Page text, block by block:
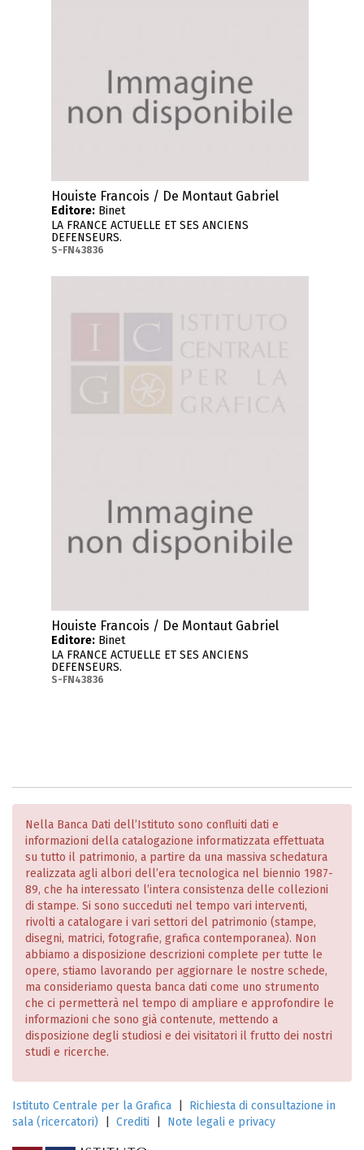
Houiste Francois / De Montaut Gabriel
Editore: Binet
LA FRANCE ACTUELLE ET SES ANCIENS
DEFENSEURS.
S-FN43836
Houiste Francois / De Montaut Gabriel
Editore: Binet
LA FRANCE ACTUELLE ET SES ANCIENS
DEFENSEURS.
S-FN43836
Nella Banca Dati dell’Istituto sono confluiti dati e
informazioni della catalogazione informatizzata effettuata
su tutto il patrimonio, a partire da una massiva schedatura
realizzata agli albori dell’era tecnologica nel biennio 1987-
89, che ha interessato l’intera consistenza delle collezioni
di stampe. Si sono succeduti nel tempo vari interventi,
rivolti a catalogare i vari settori del patrimonio (stampe,
disegni, matrici, fotografie, grafica contemporanea). Non
abbiamo a disposizione descrizioni complete per tutte le
opere, stiamo lavorando per aggiornare le nostre schede,
ma consideriamo questa banca dati come uno strumento
che ci permetterà nel tempo di ampliare e approfondire le
informazioni che sono già contenute, mettendo a
disposizione degli studiosi e dei visitatori il frutto dei nostri
studi e ricerche.
Istituto Centrale per la Grafica
Richiesta di consultazione in
sala (ricercatori)
Crediti Note legali e privacy